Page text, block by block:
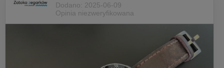
Dodano: 2025-06-09
Opinia niezweryfikowana